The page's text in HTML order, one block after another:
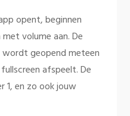
opent, beginnen
volume aan. De
geopend meteen
afspeelt. De
1, en zo ook jouw